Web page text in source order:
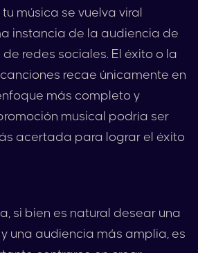
música se vuelva viral
instancia de la audiencia de
redes sociales. El éxito o la
recae únicamente en
más completo y
musical podría ser
acertada para lograr el éxito
si bien es natural desear una
una audiencia más amplia, es